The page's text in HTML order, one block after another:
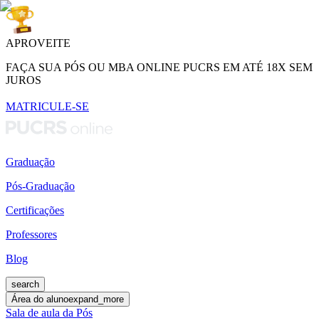
APROVEITE
FAÇA SUA PÓS OU MBA ONLINE PUCRS EM ATÉ 18X SEM
JUROS
MATRICULE-SE
Graduação
Pós-Graduação
Certificações
Professores
Blog
search
Área do alunoexpand_more
Sala de aula da Pós